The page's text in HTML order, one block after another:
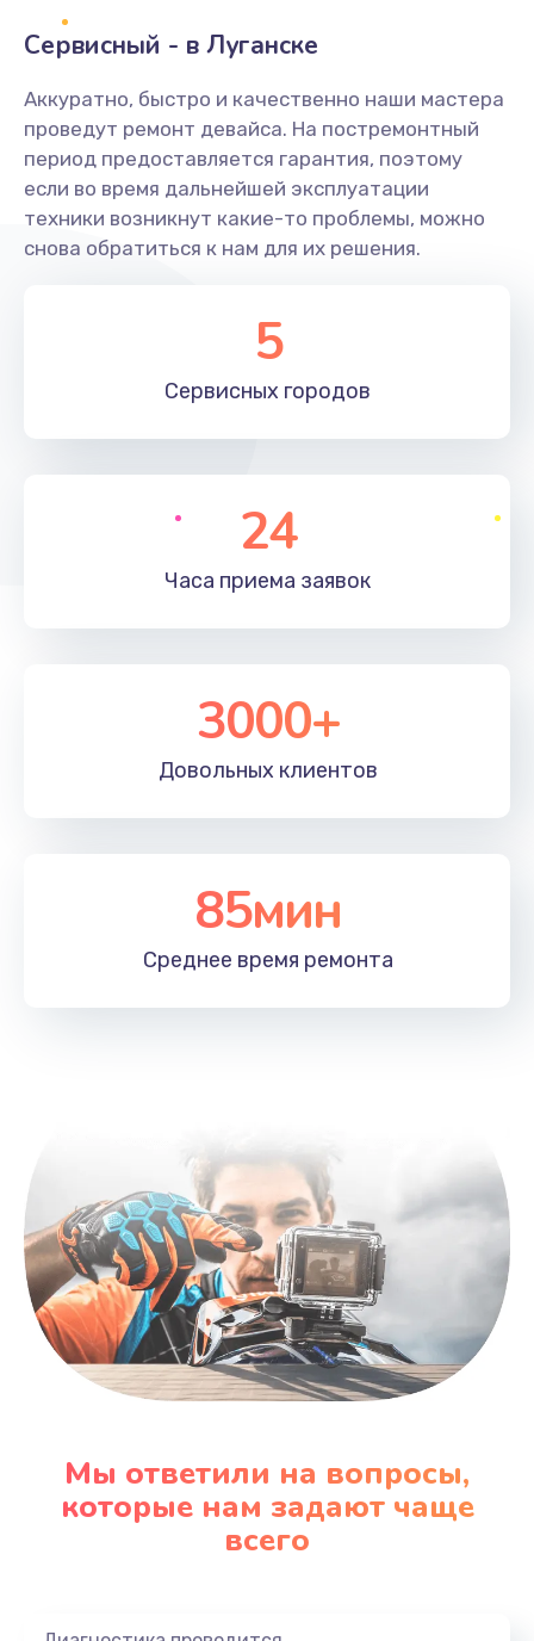
Сервисный - в Луганске
Аккуратно, быстро и качественно наши мастера
проведут ремонт девайса. На постремонтный
период предоставляется гарантия, поэтому
если во время дальнейшей эксплуатации
техники возникнут какие-то проблемы, можно
снова обратиться к нам для их решения.
5
Сервисных городов
24
Часа приема заявок
3000+
Довольных клиентов
85мин
Среднее время ремонта
Мы ответили на вопросы,
которые нам задают чаще
всего